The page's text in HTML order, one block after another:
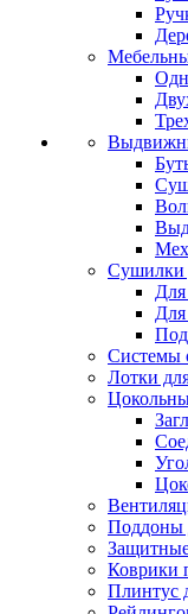
Сушилки
Для
Системы
Лотки
Поддоны
Коврики
Плинтус